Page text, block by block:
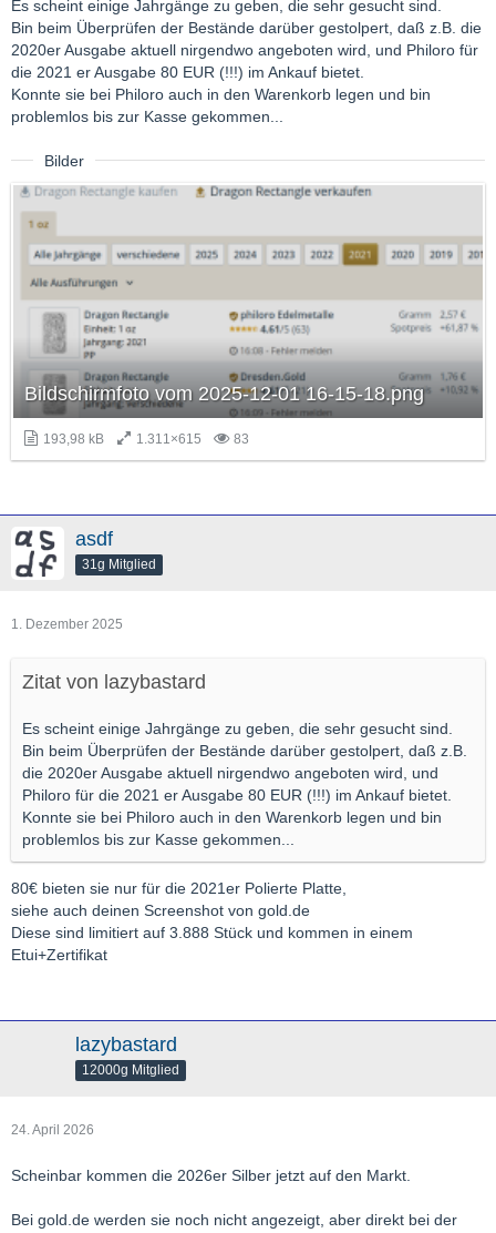
Es scheint einige Jahrgänge zu geben, die sehr gesucht sind.
Bin beim Überprüfen der Bestände darüber gestolpert, daß z.B. die
2020er Ausgabe aktuell nirgendwo angeboten wird, und Philoro für
die 2021 er Ausgabe 80 EUR (!!!) im Ankauf bietet.
Konnte sie bei Philoro auch in den Warenkorb legen und bin
problemlos bis zur Kasse gekommen...
Bilder
Bildschirmfoto vom 2025-12-01 16-15-18.png
193,98 kB 1.311×615 83
asdf
31g Mitglied
1. Dezember 2025
Zitat von lazybastard
Es scheint einige Jahrgänge zu geben, die sehr gesucht sind.
Bin beim Überprüfen der Bestände darüber gestolpert, daß z.B.
die 2020er Ausgabe aktuell nirgendwo angeboten wird, und
Philoro für die 2021 er Ausgabe 80 EUR (!!!) im Ankauf bietet.
Konnte sie bei Philoro auch in den Warenkorb legen und bin
problemlos bis zur Kasse gekommen...
80€ bieten sie nur für die 2021er Polierte Platte,
siehe auch deinen Screenshot von gold.de
Diese sind limitiert auf 3.888 Stück und kommen in einem
Etui+Zertifikat
lazybastard
12000g Mitglied
24. April 2026
Scheinbar kommen die 2026er Silber jetzt auf den Markt.
Bei gold.de werden sie noch nicht angezeigt, aber direkt bei der